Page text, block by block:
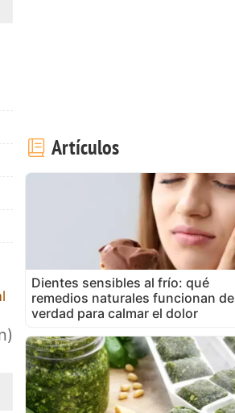
Artículos
Dientes sensibles al frío: qué
remedios naturales funcionan de
verdad para calmar el dolor